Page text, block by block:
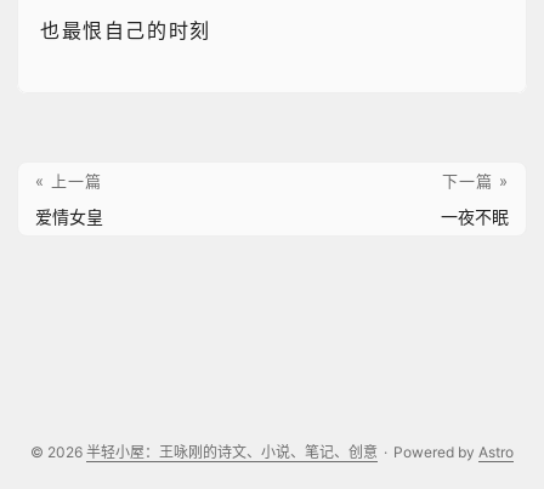
也最恨自己的时刻
« 上一篇
爱情女皇
下一篇 »
一夜不眠
© 2026 半轻小屋：王咏刚的诗文、小说、笔记、创意 · Powered by Astro